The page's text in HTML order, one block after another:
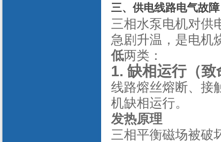
三、供电线路电气故
三相水泵电机对供
急剧升温，是电机
低两类：
1. 缺相运行（
线路熔丝熔断、接
机缺相运行。
发热原理
三相平衡磁场被破